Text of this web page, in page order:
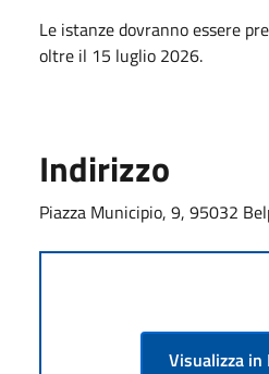
Le istanze dovranno essere
oltre il 15 luglio 2026.
Indirizzo
Piazza Municipio, 9, 95032
Visualizza in